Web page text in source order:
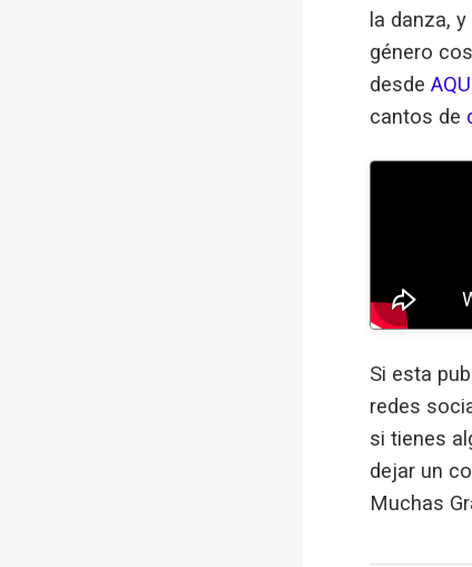
la danza,
género
desde
cantos de
Si esta
redes
si tienes
dejar un
Muchas